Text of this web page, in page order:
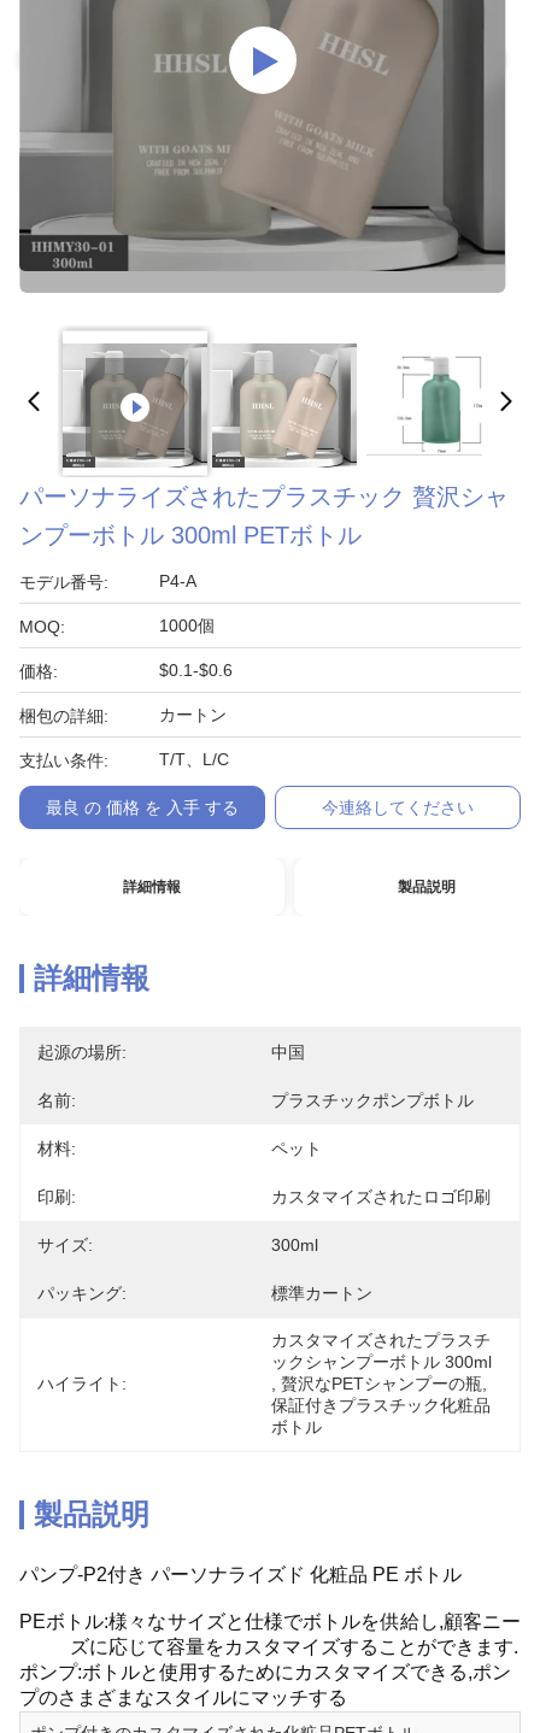
パーソナライズされたプラスチック 贅沢シャ
ンプーボトル 300ml PETボトル
モデル番号: P4-A
MOQ: 1000個
価格: $0.1-$0.6
梱包の詳細: カートン
支払い条件: T/T、L/C
最良 の 価格 を 入手 する 今連絡してください
詳細情報 製品説明
詳細情報
起源の場所: 中国
名前: プラスチックポンプボトル
材料: ペット
印刷: カスタマイズされたロゴ印刷
サイズ: 300ml
パッキング: 標準カートン
ハイライト:
カスタマイズされたプラスチ
ックシャンプーボトル 300ml
贅沢なPETシャンプーの瓶
保証付きプラスチック化粧品
ボトル
製品説明
パンプ-P2付き パーソナライズド 化粧品 PE ボトル
PEボトル:様々なサイズと仕様でボトルを供給し,顧客ニー
ズに応じて容量をカスタマイズすることができます.
ポンプ:ボトルと使用するためにカスタマイズできる,ポン
プのさまざまなスタイルにマッチする